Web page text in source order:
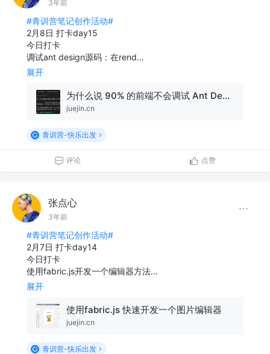
3年前
#青训营笔记创作活动#
2月8日 打卡day15
今日打卡
调试ant design源码：在rend…
展开
为什么说 90% 的前端不会调试 Ant Design 源码？
juejin.cn
青训营-快乐出发
评论 点赞
张点心
3年前
#青训营笔记创作活动#
2月7日 打卡day14
今日打卡
使用fabric.js开发一个编辑器方法…
展开
使用fabric.js 快速开发一个图片编辑器
juejin.cn
青训营-快乐出发